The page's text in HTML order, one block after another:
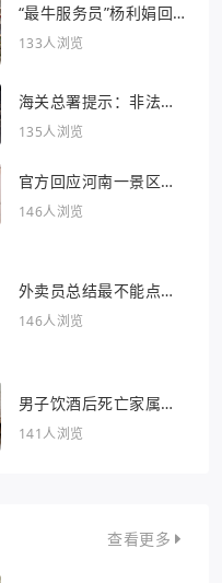
“最牛服务员”杨利娟回
归海底捞
133人浏览
海关总署提示：非法引
入异宠将被处罚
135人浏览
官方回应河南一景区推
出虎景房
146人浏览
外卖员总结最不能点的
外卖
146人浏览
男子饮酒后死亡家属索
赔36万被驳回
141人浏览
查看更多